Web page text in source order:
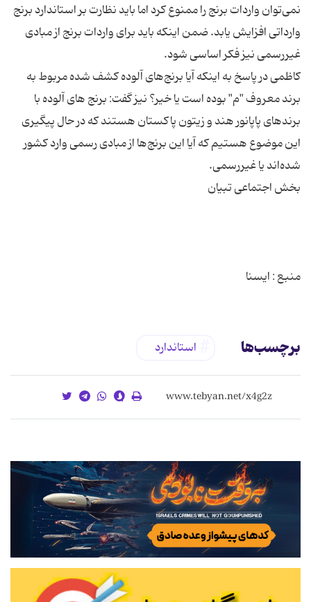
نمی‌توان واردات برنج را ممنوع کرد اما باید نظارت بر استاندارد برنج
وارداتی افزایش یابد. ضمن اینکه باید برای واردات برنج از مبادی
کاظمی در پاسخ به اینکه آیا برنج‌های آلوده کشف شده مربوط به
برند معروف "م" بوده است یا خیر؟ نیز گفت: برنج های آلوده با
برندهای پاپانور هند و زیتون پاکستان هستند که در حال پیگیری
این موضوع هستیم که آیا این برنج‌ها از مبادی رسمی وارد کشور
منبع : ایسنا
برچسب‌ها استاندارد